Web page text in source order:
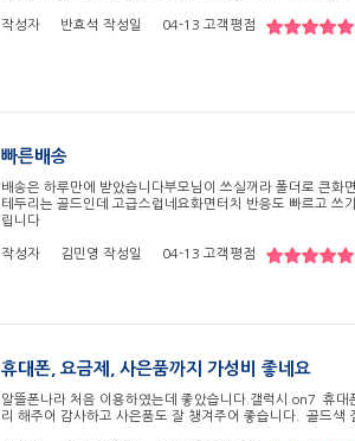
작성자 반효석 작성일 04-13 고객평점
빠른배송
배송은 하루만에 받았습니다부모님이 쓰실꺼라 폴더로 큰화
테두리는 골드인데 고급스럽네요화면터치 반응도 빠르고
립니다​
작성자 김민영 작성일 04-13 고객평점
휴대폰, 요금제, 사은품까지 가성비 좋네요
알뜰폰나라 처음 이용하였는데 좋았습니다.갤럭시 on7 휴
리 해주어 감사하고 사은품도 잘 챙겨주어 좋습니다. 골드